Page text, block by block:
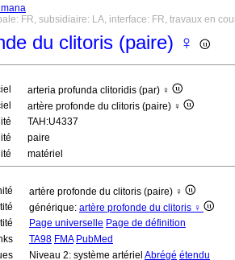
FR, subsidiaire: LA, interface: FR, travaux en
du clitoris (paire) ♀
arteria profunda clitoridis (par) ♀
artère profonde du clitoris (paire) ♀
TAH:U4337
paire
matériel
artère profonde du clitoris (paire) ♀
générique: artère profonde du clitoris ♀
Page universelle Page de définition
TA98 FMA PubMed
Niveau 2: système artériel Abrégé étendu